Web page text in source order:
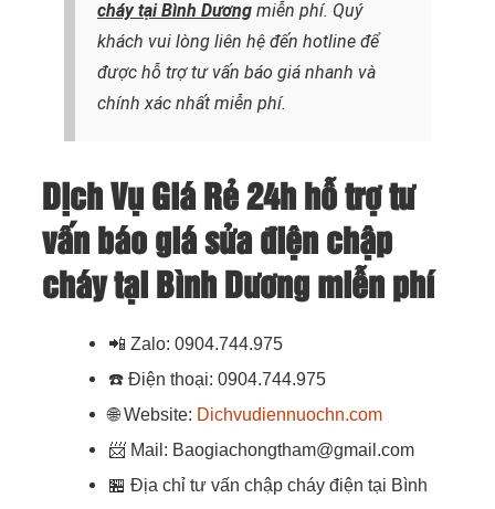
cháytại Bình Dương miễn phí. Quý
khách vui lòng liên hệ đến hotline để
được hỗ trợ tư vấn báo giá nhanh và
chính xác nhất miễn phí.
Dịch Vụ Giá Rẻ 24h hỗ trợ tư
vấn báo giá sửa điện chập
cháy tại Bình Dương miễn phí
📲 Zalo: 0904.744.975
☎️ Điện thoại: 0904.744.975
🌐Website: Dichvudiennuochn.com
📨 Mail: Baogiachongtham@gmail.com
🏪 Địa chỉ tư vấn chập cháy điện tại Bình